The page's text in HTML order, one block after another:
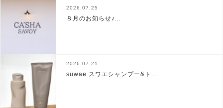
2026.07.25
８月のお知らせ♪...
2026.07.21
suwae スワエシャンプー&ト...